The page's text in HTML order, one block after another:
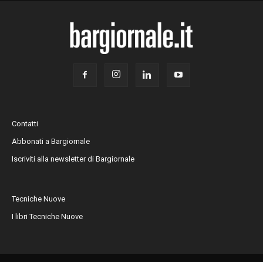
Contatti
Abbonati a Bargiornale
Iscriviti alla newsletter di Bargiornale
Tecniche Nuove
I libri Tecniche Nuove